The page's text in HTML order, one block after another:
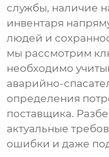
службы, наличие
инвентаря
людей и
мы рассмотрим
необходимо
аварийно-
определения
поставщика.
актуальные
ошибки и даже